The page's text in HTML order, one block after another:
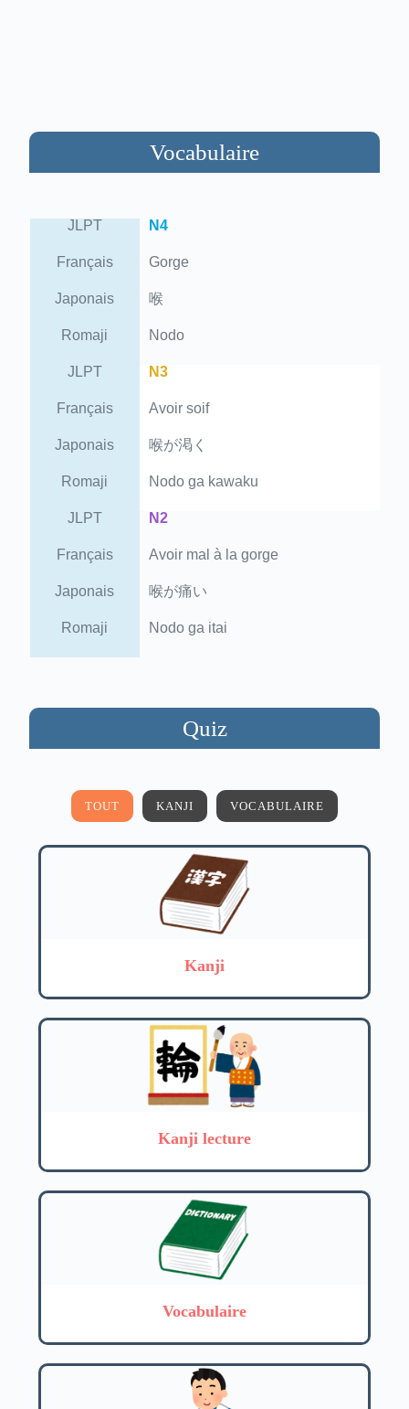
Vocabulaire
JLPT N4
Français Gorge
Japonais 喉
Romaji Nodo
JLPT N3
Français Avoir soif
Japonais 喉が渇く
Romaji Nodo ga kawaku
JLPT N2
Français Avoir mal à la gorge
Japonais 喉が痛い
Romaji Nodo ga itai
Quiz
TOUT KANJI VOCABULAIRE
Kanji
Kanji lecture
Vocabulaire